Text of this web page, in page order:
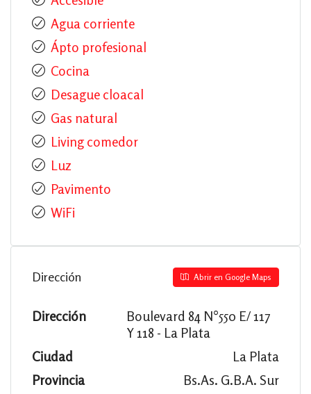
Agua corriente
Ápto profesional
Cocina
Desague cloacal
Gas natural
Living comedor
Luz
Pavimento
WiFi
Dirección Abrir en Google Maps
Dirección
Boulevard 84 N°550 E/ 117
Y 118 - La Plata
Ciudad
La Plata
Provincia
Bs.As. G.B.A. Sur